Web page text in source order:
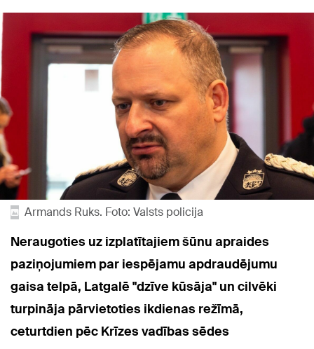
Armands Ruks. Foto: Valsts policija
Neraugoties uz izplatītajiem šūnu apraides
paziņojumiem par iespējamu apdraudējumu
gaisa telpā, Latgalē "dzīve kūsāja" un cilvēki
turpināja pārvietoties ikdienas režīmā,
ceturtdien pēc Krīzes vadības sēdes